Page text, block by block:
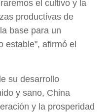
el cultivo y la
productivas de
base para un
estable", afirmó el
su desarrollo
y sano, China
y la prosperidad